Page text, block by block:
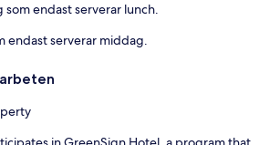
som endast serverar lunch.
endast serverar middag.